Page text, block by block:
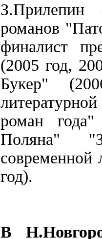
З.Прилепин
романов
финалист
(2005 год,
Букер"
роман
Поляна"
современной
год).
В